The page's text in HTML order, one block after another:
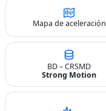
Mapa de aceleración
BD – CRSMD
Strong Motion